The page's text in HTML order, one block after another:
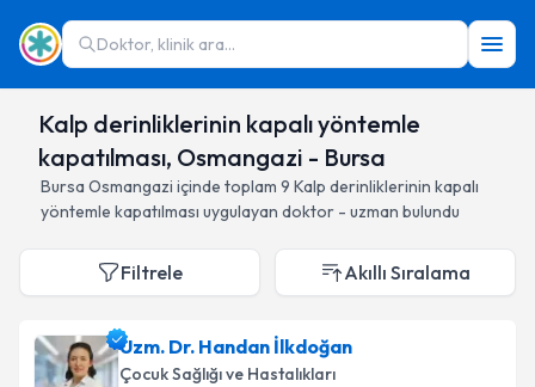
Doktor, klinik ara...
Kalp derinliklerinin kapalı yöntemle
kapatılması, Osmangazi - Bursa
Bursa Osmangazi içinde toplam 9 Kalp derinliklerinin kapalı
yöntemle kapatılması uygulayan doktor - uzman bulundu
Filtrele Akıllı Sıralama
Uzm. Dr. Handan İlkdoğan
Çocuk Sağlığı ve Hastalıkları